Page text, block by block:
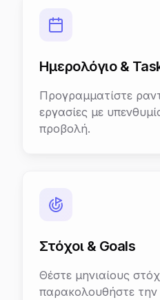
Ημερολόγιο &
Προγραμματίστε
εργασίες με
προβολή.
Στόχοι & Goals
Θέστε μηνιαίους
παρακολουθήστε την